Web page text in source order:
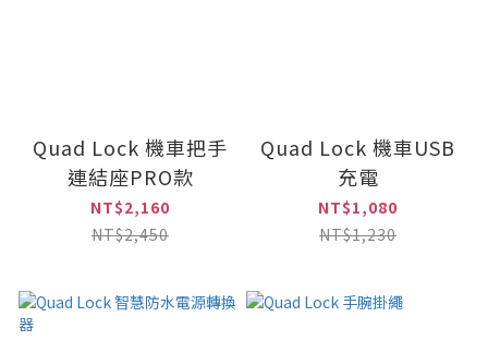
Quad Lock 機車把手
連結座PRO款
NT$2,160
NT$2,450
Quad Lock 機車USB
充電
NT$1,080
NT$1,230